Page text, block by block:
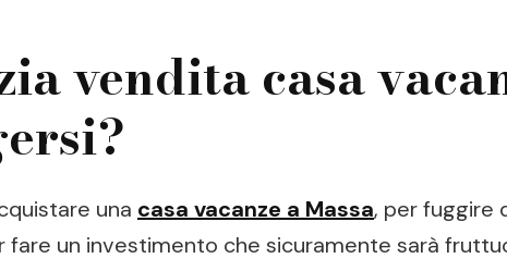
vendita casa
una casa vacanze a Massa, per fuggire
fare un investimento che sicuramente sarà